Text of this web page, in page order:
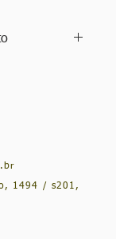
Marcus
em formato
1494 / s201,